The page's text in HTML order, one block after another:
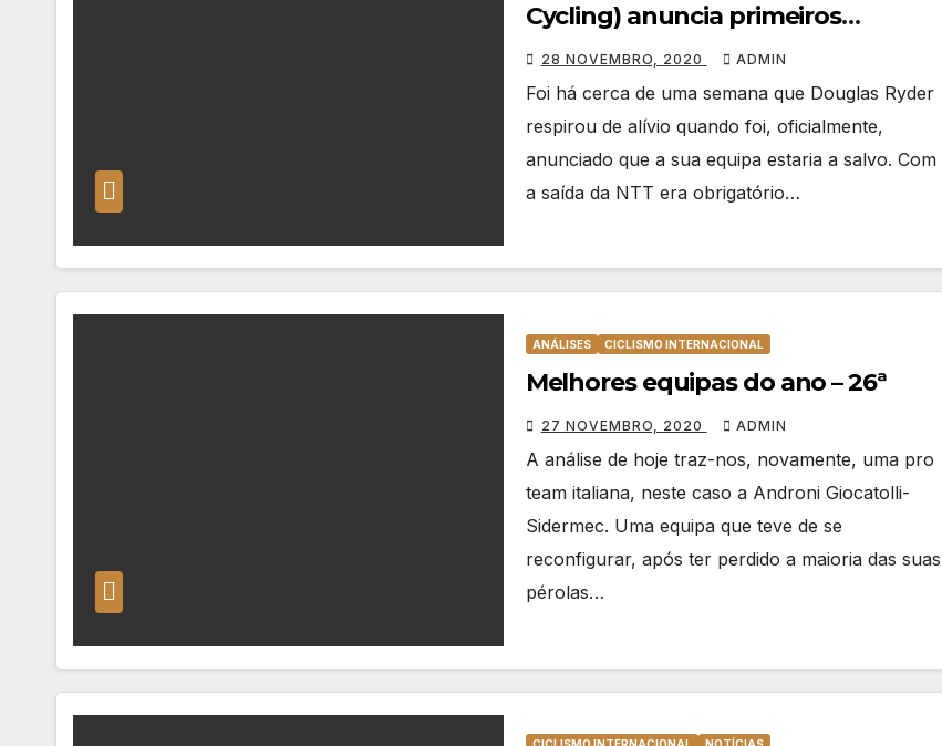
Cycling) anuncia primeiros
reforços para 2021
28 NOVEMBRO, 2020 ADMIN
Foi há cerca de uma semana que Douglas Ryder
respirou de alívio quando foi, oficialmente,
anunciado que a sua equipa estaria a salvo. Com
a saída da NTT era obrigatório…
ANÁLISES CICLISMO INTERNACIONAL
Melhores equipas do ano – 26ª
27 NOVEMBRO, 2020 ADMIN
A análise de hoje traz-nos, novamente, uma pro
team italiana, neste caso a Androni Giocatolli-
Sidermec. Uma equipa que teve de se
reconfigurar, após ter perdido a maioria das suas
pérolas…